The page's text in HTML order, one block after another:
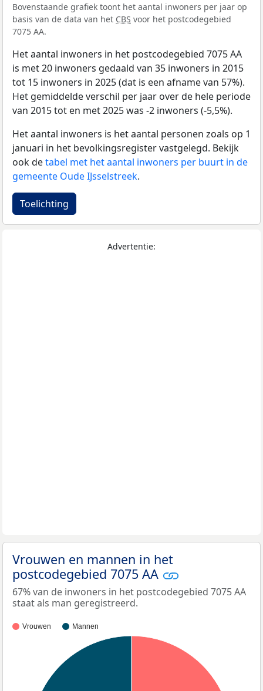
Bovenstaande grafiek toont het aantal inwoners per jaar op
basis van de data van het CBS voor het postcodegebied
7075 AA.
Het aantal inwoners in het postcodegebied 7075 AA
is met 20 inwoners gedaald van 35 inwoners in 2015
tot 15 inwoners in 2025 (dat is een afname van 57%).
Het gemiddelde verschil per jaar over de hele periode
van 2015 tot en met 2025 was -2 inwoners (-5,5%).
Het aantal inwoners is het aantal personen zoals op 1
januari in het bevolkingsregister vastgelegd. Bekijk
ook detabel met het aantal inwoners per buurt in de
gemeente Oude IJsselstreek.
Toelichting
Advertentie:
Vrouwen en mannen in het
postcodegebied 7075 AA
67% van de inwoners in het postcodegebied 7075 AA
staat als man geregistreerd.
Vrouwen Mannen